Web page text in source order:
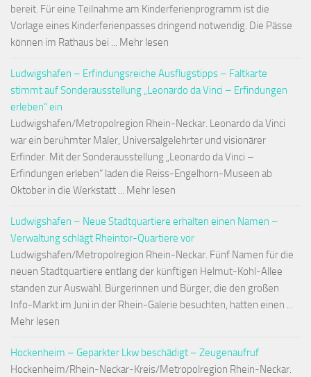
bereit. Für eine Teilnahme am Kinderferienprogramm ist die
Vorlage eines Kinderferienpasses dringend notwendig. Die Pässe
können im Rathaus bei ... Mehr lesen
Ludwigshafen – Erfindungsreiche Ausflugstipps – Faltkarte
stimmt auf Sonderausstellung „Leonardo da Vinci – Erfindungen
erleben“ ein
Ludwigshafen/Metropolregion Rhein-Neckar. Leonardo da Vinci
war ein berühmter Maler, Universalgelehrter und visionärer
Erfinder. Mit der Sonderausstellung „Leonardo da Vinci –
Erfindungen erleben“ laden die Reiss-Engelhorn-Museen ab
Oktober in die Werkstatt ... Mehr lesen
Ludwigshafen – Neue Stadtquartiere erhalten einen Namen –
Verwaltung schlägt Rheintor-Quartiere vor
Ludwigshafen/Metropolregion Rhein-Neckar. Fünf Namen für die
neuen Stadtquartiere entlang der künftigen Helmut-Kohl-Allee
standen zur Auswahl. Bürgerinnen und Bürger, die den großen
Info-Markt im Juni in der Rhein-Galerie besuchten, hatten einen ...
Mehr lesen
Hockenheim – Geparkter Lkw beschädigt – Zeugenaufruf
Hockenheim/Rhein-Neckar-Kreis/Metropolregion Rhein-Neckar.